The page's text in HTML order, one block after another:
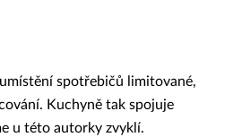
spotřebičů limitované,
Kuchyně tak spojuje
u této autorky zvyklí.